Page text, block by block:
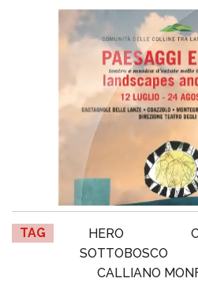
TAG HERO
SOTTOBOSCO
CALLIANO